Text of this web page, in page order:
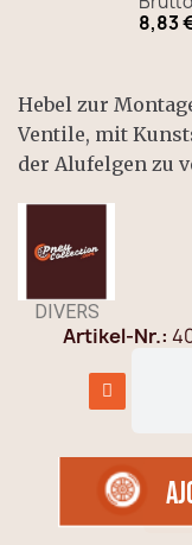
8,83
Hebel zur
Ventile, mit
der Alufelgen zu
DIVERS
Artikel-Nr.